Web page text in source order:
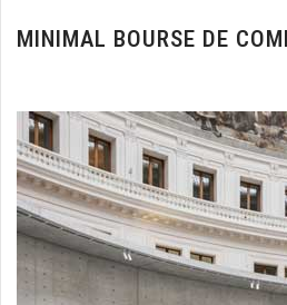
MINIMAL BOURSE DE